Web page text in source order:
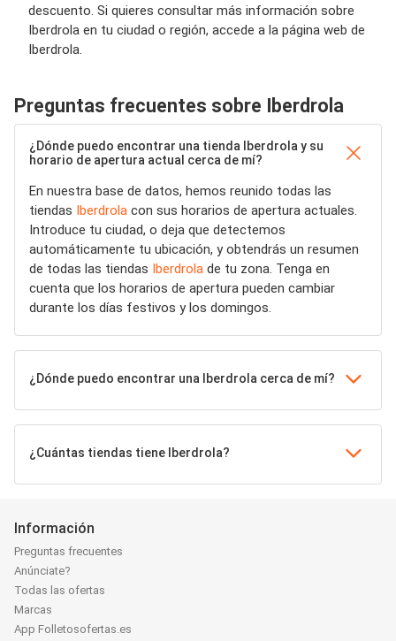
descuento. Si quieres consultar más información sobre
Iberdrola en tu ciudad o región, accede a la página web de
Iberdrola.
Preguntas frecuentes sobre Iberdrola
¿Dónde puedo encontrar una tienda Iberdrola y su
horario de apertura actual cerca de mí?
En nuestra base de datos, hemos reunido todas las
tiendas Iberdrola con sus horarios de apertura actuales.
Introduce tu ciudad, o deja que detectemos
automáticamente tu ubicación, y obtendrás un resumen
de todas las tiendas Iberdrola de tu zona. Tenga en
cuenta que los horarios de apertura pueden cambiar
durante los días festivos y los domingos.
¿Dónde puedo encontrar una Iberdrola cerca de mí?
¿Cuántas tiendas tiene Iberdrola?
Información
Preguntas frecuentes
Anúnciate?
Todas las ofertas
Marcas
App Folletosofertas.es